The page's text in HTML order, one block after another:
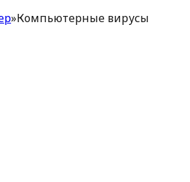
»Компьютерные вирусы